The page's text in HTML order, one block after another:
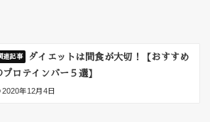
ダイエットは間食が大切！【おすすめ
プロテインバー５選】
2020年12月4日